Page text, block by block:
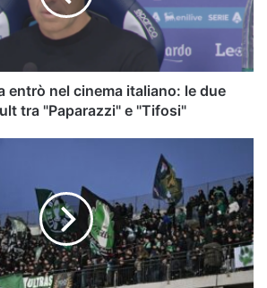
entrò nel cinema italiano: le due
tra "Paparazzi" e "Tifosi"